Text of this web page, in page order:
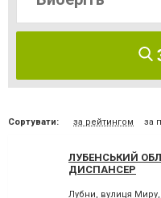
Сортувати: за рейтингом за
ЛУБЕНСЬКИЙ
ДИСПАНСЕР
Лубни, вулиця Миру,